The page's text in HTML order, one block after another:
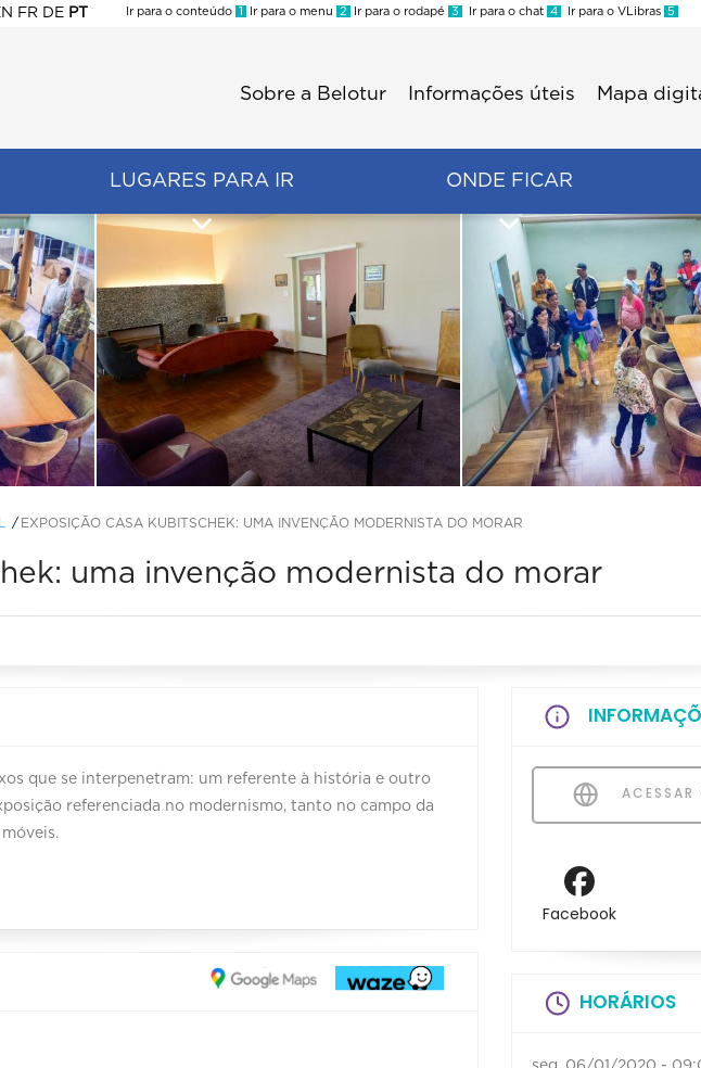
FR DE PT
Ir para o conteúdo 1 Ir para o menu 2 Ir para o rodapé 3 Ir para o chat 4 Ir para o VLibras 5
Sobre a Belotur Informações úteis Mapa
LUGARES PARA IR ONDE FICAR
EXPOSIÇÃO CASA KUBITSCHEK: UMA INVENÇÃO MODERNISTA DO MORAR
uma invenção modernista do morar
que se interpenetram: um referente à história e outro
referenciada no modernismo, tanto no campo da
ACESSAR
Facebook
HORÁRIOS